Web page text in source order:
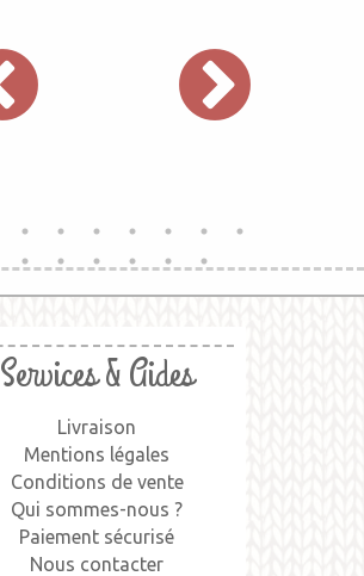
Services & Aides
Livraison
Mentions légales
Conditions de vente
Qui sommes-nous ?
Paiement sécurisé
Nous contacter